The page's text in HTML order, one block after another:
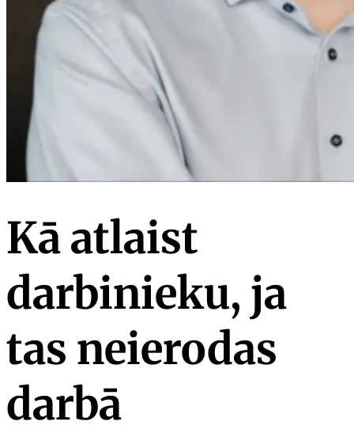
Kā atlaist
darbinieku, ja
tas neierodas
darbā